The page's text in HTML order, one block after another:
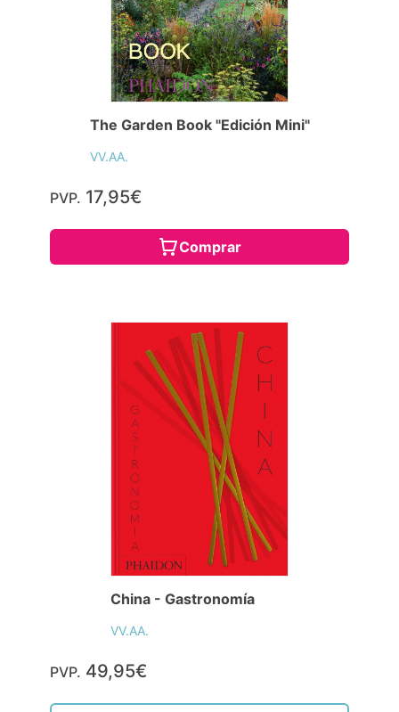
The Garden Book "Edición Mini"
VV.AA.
PVP. 17,95€
Comprar
China - Gastronomía
VV.AA.
PVP. 49,95€